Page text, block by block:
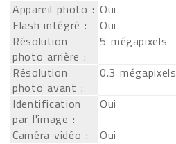
Appareil photo : Oui
Flash intégré :
Oui
Résolution
photo arrière :
5 mégapixels
Résolution
photo avant :
0.3 mégapixels
Identification
par l'image :
Oui
Caméra vidéo :
Oui